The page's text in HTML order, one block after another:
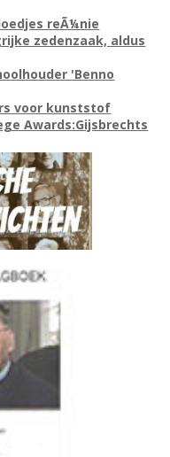
reÃ¼nie
zedenzaak, aldus
'Benno
voor kunststof
Awards:Gijsbrechts